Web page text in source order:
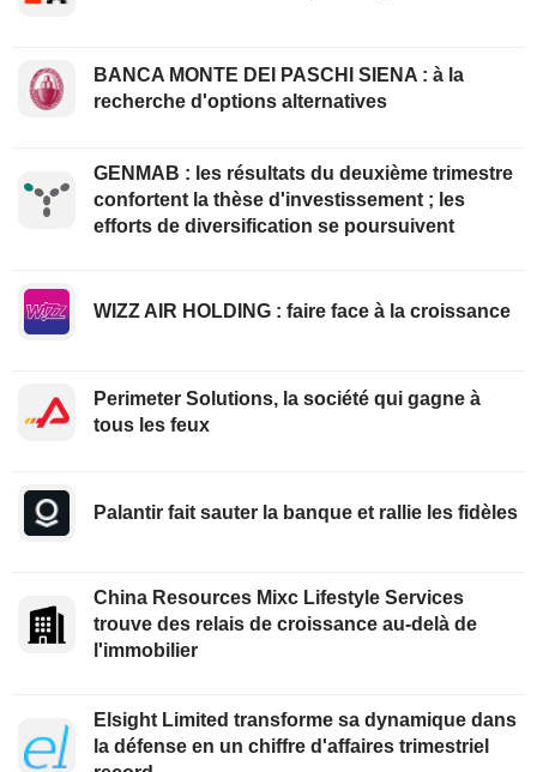
BANCA MONTE DEI PASCHI SIENA : à la
recherche d'options alternatives
GENMAB : les résultats du deuxième trimestre
confortent la thèse d'investissement ; les
efforts de diversification se poursuivent
WIZZ AIR HOLDING : faire face à la croissance
Perimeter Solutions, la société qui gagne à
tous les feux
Palantir fait sauter la banque et rallie les fidèles
China Resources Mixc Lifestyle Services
trouve des relais de croissance au-delà de
l'immobilier
Elsight Limited transforme sa dynamique dans
la défense en un chiffre d'affaires trimestriel